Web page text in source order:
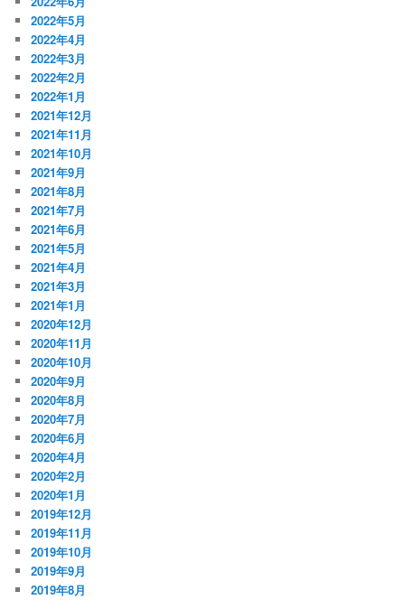
2022年5月
2022年4月
2022年3月
2022年2月
2022年1月
2021年12月
2021年11月
2021年10月
2021年9月
2021年8月
2021年7月
2021年6月
2021年5月
2021年4月
2021年3月
2021年1月
2020年12月
2020年11月
2020年10月
2020年9月
2020年8月
2020年7月
2020年6月
2020年4月
2020年2月
2020年1月
2019年12月
2019年11月
2019年10月
2019年9月
2019年8月